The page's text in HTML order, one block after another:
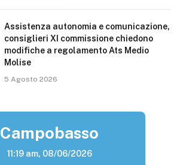
Assistenza autonomia e comunicazione,
consiglieri XI commissione chiedono
modifiche a regolamento Ats Medio
Molise
5 Agosto 2026
Campobasso
11:19 am, 08/06/2026